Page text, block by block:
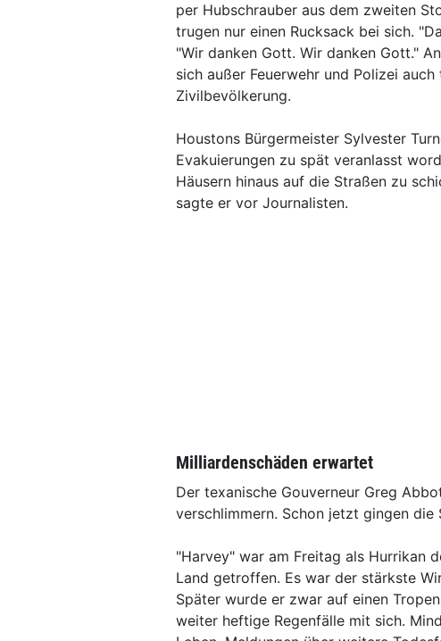
per Hubschrauber aus dem zweiten
trugen nur einen Rucksack bei sich.
"Wir danken Gott. Wir danken Gott."
sich außer Feuerwehr und Polizei
Zivilbevölkerung.
Houstons Bürgermeister Sylvester
Evakuierungen zu spät veranlasst
Häusern hinaus auf die Straßen zu
sagte er vor Journalisten.
Milliardenschäden erwartet
Der texanische Gouverneur Greg
verschlimmern. Schon jetzt gingen die
"Harvey" war am Freitag als Hurrikan
Land getroffen. Es war der stärkste
Später wurde er zwar auf einen
weiter heftige Regenfälle mit sich.